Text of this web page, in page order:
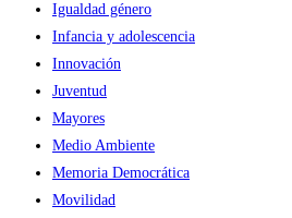
Igualdad género
Infancia y adolescencia
Innovación
Juventud
Mayores
Medio Ambiente
Memoria Democrática
Movilidad